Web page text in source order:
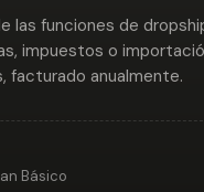
las funciones de
impuestos o
facturado anualmente.
Básico